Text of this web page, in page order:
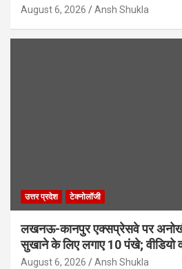
August 6, 2026 Ansh Shukla
उत्तर प्रदेश टेक्नोलॉजी
लखनऊ-कानपुर एक्सप्रेसवे पर
सुखाने के लिए लगाए 10 पंखे; वीडियो
August 6, 2026 Ansh Shukla